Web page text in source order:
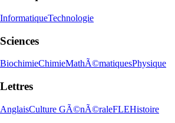
InformatiqueTechnologie
Sciences
BiochimieChimieMathÃ©matiquesPhysique
Lettres
AnglaisCulture GÃ©nÃ©raleFLEHistoire